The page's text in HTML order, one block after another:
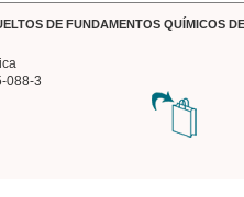
DE FUNDAMENTOS QUÍMICOS
088-3